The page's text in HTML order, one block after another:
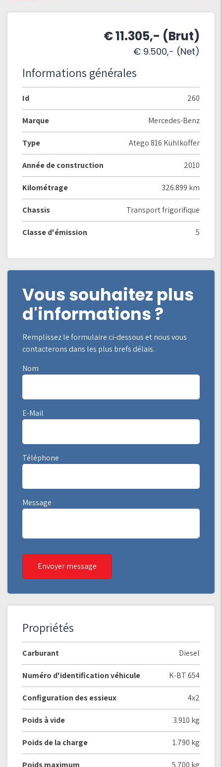
€ 11.305,- (Brut)
€ 9.500,- (Net)
Informations générales
Id 260
Marque Mercedes-Benz
Type Atego 816 Kühlkoffer
Année de construction 2010
Kilométrage 326.899 km
Chassis Transport frigorifique
Classe d'émission 5
Vous souhaitez plus
d'informations ?
Remplissez le formulaire ci-dessous et nous vous
contacterons dans les plus brefs délais.
Nom
E-Mail
Téléphone
Message
Envoyer message
Propriétés
Carburant Diesel
Numéro d'identification véhicule K-BT 654
Configuration des essieux 4x2
Poids à vide 3.910 kg
Poids de la charge 1.790 kg
Poids maximum 5.700 kg